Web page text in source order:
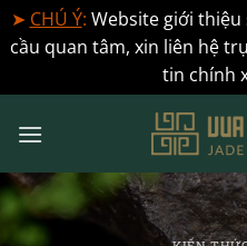
➤ CHÚ Ý: Website giới thiệu
cầu quan tâm, xin liên hệ
tin chính
qua
dung